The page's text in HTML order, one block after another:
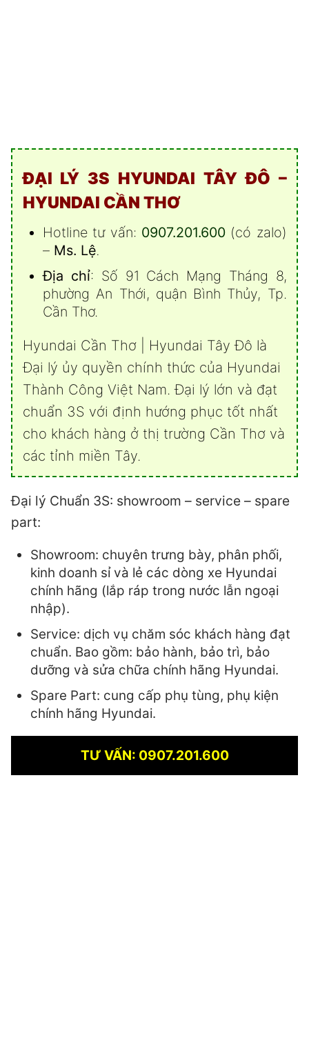
ĐẠI LÝ 3S HYUNDAI TÂY ĐÔ –
HYUNDAI CẦN THƠ
Hotline tư vấn: 0907.201.600 (có zalo)
– Ms. Lệ.
Địa chỉ: Số 91 Cách Mạng Tháng 8,
phường An Thới, quận Bình Thủy, Tp.
Cần Thơ.
Hyundai Cần Thơ | Hyundai Tây Đô là
Đại lý ủy quyền chính thức của Hyundai
Thành Công Việt Nam. Đại lý lớn và đạt
chuẩn 3S với định hướng phục tốt nhất
cho khách hàng ở thị trường Cần Thơ và
các tỉnh miền Tây.
Đại lý Chuẩn 3S: showroom – service – spare
part:
Showroom: chuyên trưng bày, phân phối,
kinh doanh sỉ và lẻ các dòng xe Hyundai
chính hãng (lắp ráp trong nước lẫn ngoại
nhập).
Service: dịch vụ chăm sóc khách hàng đạt
chuẩn. Bao gồm: bảo hành, bảo trì, bảo
dưỡng và sửa chữa chính hãng Hyundai.
Spare Part: cung cấp phụ tùng, phụ kiện
chính hãng Hyundai.
TƯ VẤN: 0907.201.600